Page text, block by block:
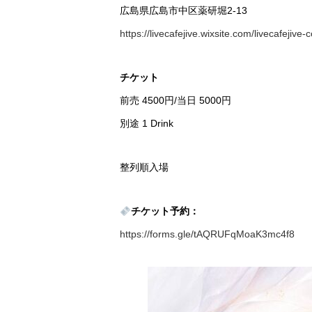
広島県広島市中区薬研堀2-13
https://livecafejive.wixsite.com/livecafejive-
チケット
前売 4500円/当日 5000円
別途 1 Drink
整列順入場
チケット予約：
https://forms.gle/tAQRUFqMoaK3mc4f8